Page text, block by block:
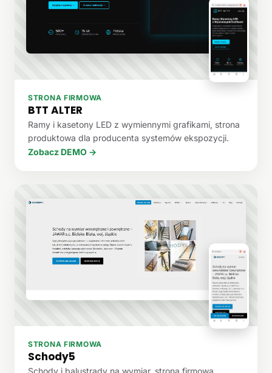
STRONA FIRMOWA
BTT ALTER
Ramy i kasetony LED z wymiennymi grafikami, strona
produktowa dla producenta systemów ekspozycji.
Zobacz DEMO →
STRONA FIRMOWA
Schody5